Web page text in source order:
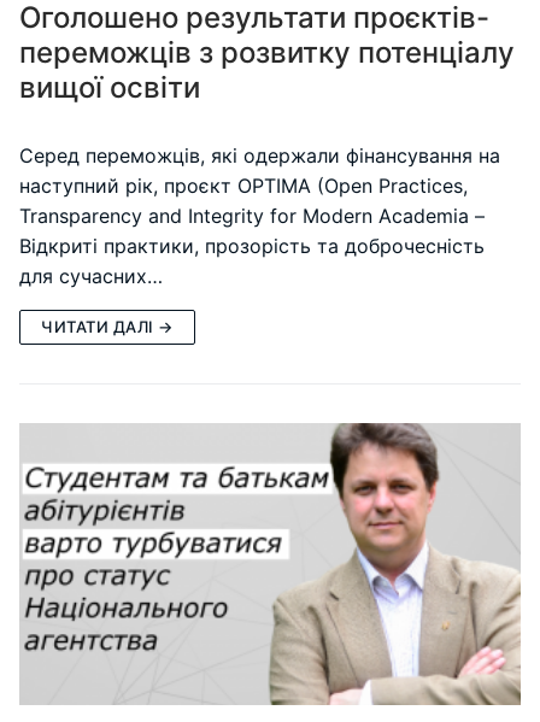
Оголошено результати проєктів-
переможців з розвитку потенціалу
вищої освіти
Серед переможців, які одержали фінансування на
наступний рік, проєкт OPTIMA (Open Practices,
Transparency and Integrity for Modern Academia –
Відкриті практики, прозорість та доброчесність
для сучасних…
ЧИТАТИ ДАЛІ →